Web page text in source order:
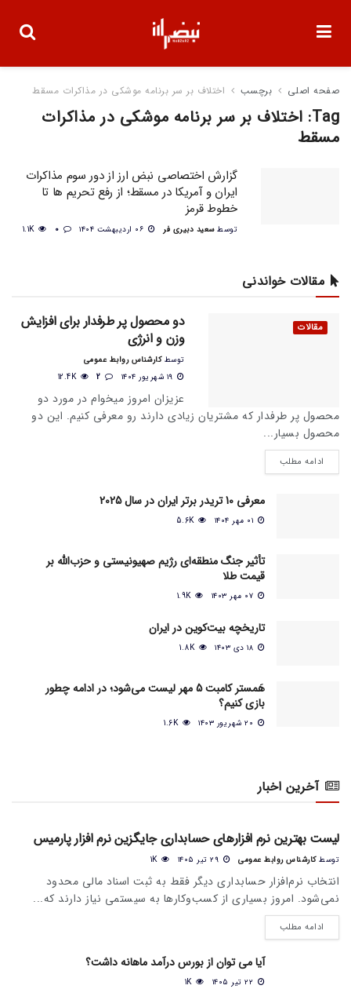
صفحه اصلی برچسب اختلاف بر سر برنامه موشکی در مذاکرات مسقط
Tag: اختلاف بر سر برنامه موشکی در مذاکرات
مسقط
گزارش اختصاصی نبض ارز از دور سوم مذاکرات
ایران و آمریکا در مسقط؛ از رفع تحریم ها تا
‌خطوط قرمز
توسط سعید دبیری فر 1.1K
مقالات خواندنی
مقالات
دو محصول پر طرفدار برای افزایش
وزن و انرژی
توسط کارشناس روابط عمومی
12.4K
عزیزان امروز میخوام در مورد دو
محصول پر طرفدار که مشتریان زیادی دارند رو معرفی کنیم. این دو
محصول بسیار...
ادامه مطلب
معرفی 10 تریدر برتر ایران در سال 2025
5.6K
تأثیر جنگ منطقه‌ای رژیم صهیونیستی و حزب‌الله بر
قیمت طلا
1.9K
تاریخچه بیت‌کوین در ایران
1.8K
هَمستر کامبت 5 مهر لیست می‌شود؛ در ادامه چطور
بازی کنیم؟
1.6K
آخرین اخبار
اخبار عمومی بازار
لیست بهترین نرم افزارهای حسابداری جایگزین نرم افزار پارمیس
توسط کارشناس روابط عمومی 1K
انتخاب نرم‌افزار حسابداری دیگر فقط به ثبت اسناد مالی محدود
نمی‌شود. امروز بسیاری از کسب‌وکارها به سیستمی نیاز دارند که...
ادامه مطلب
آیا می‌ توان از بورس درآمد ماهانه داشت؟
1K